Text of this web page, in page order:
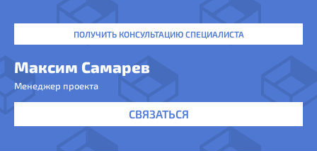
ПОЛУЧИТЬ КОНСУЛЬТАЦИЮ СПЕЦИАЛИСТА
Максим Самарев
Менеджер проекта
СВЯЗАТЬСЯ